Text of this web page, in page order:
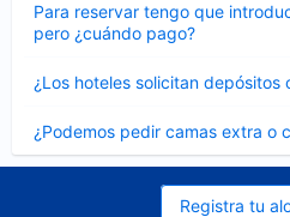
Para reservar tengo que
pero ¿cuándo pago?
cerrado
¿Los hoteles solicitan
cerrado
¿Podemos pedir camas extra o
cerrado
Registra tu